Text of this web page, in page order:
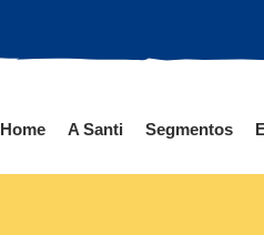
Home A Santi Segmentos